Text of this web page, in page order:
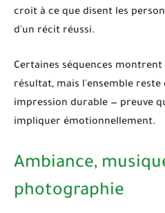
croit à ce que disent les
d'un récit réussi.
Certaines séquences
résultat, mais l'ensemble
impression durable — preuve
impliquer émotionnellement.
Ambiance,
photographie